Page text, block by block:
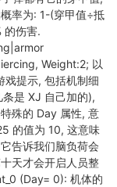
率为: 1-(穿甲值÷抵
的伤害.
Weight:2; 以
戏提示, 包括机制细
是 XJ 自己加的),
殊的 Day 属性, 意
的值为 10, 这意味
告诉我们脑负荷会
天才会开启人员整
(Day= 0): 机体的